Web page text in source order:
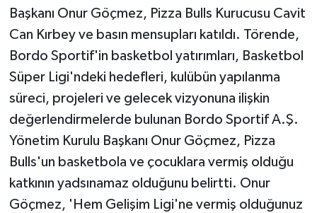
Başkanı Onur Göçmez, Pizza Bulls Kurucusu Cavit
Can Kırbey ve basın mensupları katıldı. Törende,
Bordo Sportif'in basketbol yatırımları, Basketbol
Süper Ligi'ndeki hedefleri, kulübün yapılanma
süreci, projeleri ve gelecek vizyonuna ilişkin
değerlendirmelerde bulunan Bordo Sportif A.Ş.
Yönetim Kurulu Başkanı Onur Göçmez, Pizza
Bulls'un basketbola ve çocuklara vermiş olduğu
katkının yadsınamaz olduğunu belirtti. Onur
Göçmez, 'Hem Gelişim Ligi'ne vermiş olduğunuz